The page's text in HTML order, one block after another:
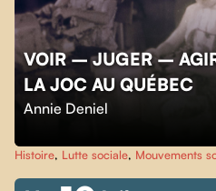
VOIR – JUGER –
LA JOC AU QUÉBEC
Annie Deniel
Histoire, Lutte sociale, Mouvements